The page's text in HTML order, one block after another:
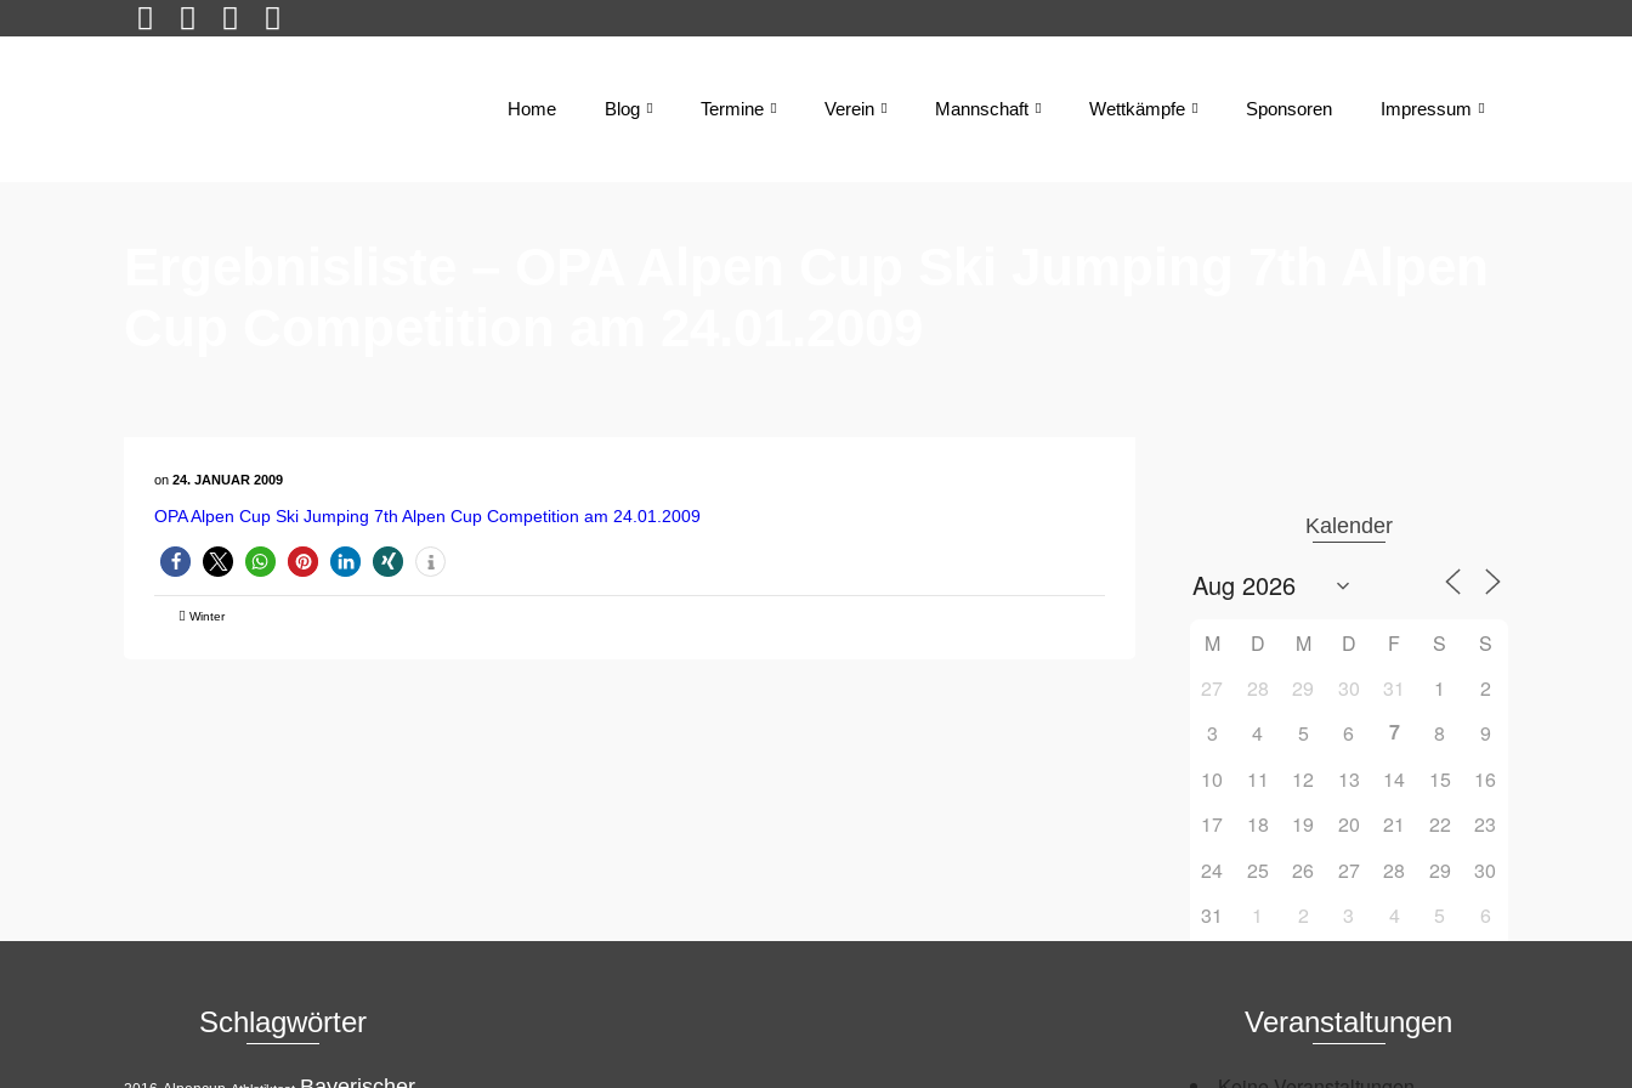
Home Blog Termine Verein Mannschaft Wettkämpfe Sponsoren Impressum
on 24. JANUAR 2009
OPA Alpen Cup Ski Jumping 7th Alpen Cup Competition am 24.01.2009
Winter
Kalender
M D M D F S
S
27
28 29 30 31 1
2
3
4 5 6 7 8
9
10
11 12 13 14 15
16
17
18 19 20 21 22
23
24
25 26 27 28 29
30
31
1 2 3 4 5 6
Schlagwörter Veranstaltungen